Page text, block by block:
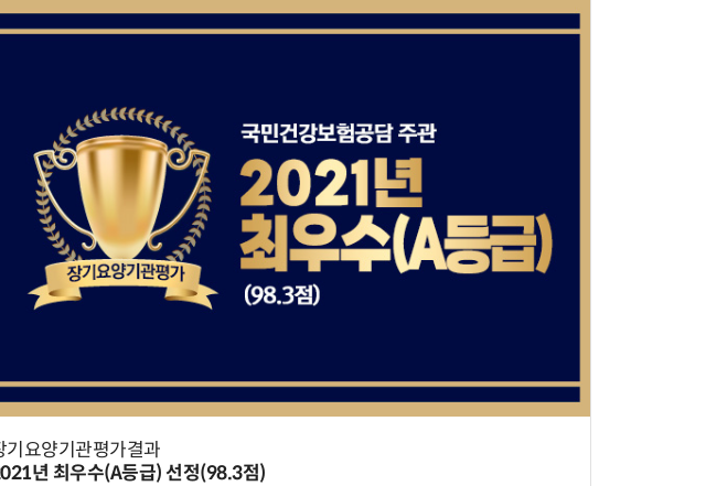
기요양기관평가결과
년 최우수(A등급) 선정(98.3점)